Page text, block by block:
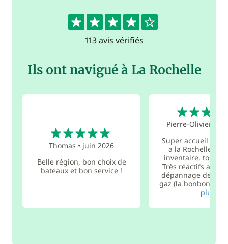
4.4
113 avis vérifiés
Ils ont navigué à La Rochelle
Thomas • juin 2026
Belle région, bon choix de
bateaux et bon service !
Pierre-Olivier
Super accueil aux
a la Rochelle :
inventaire, tout
Très réactifs aussi
dépannage de
gaz (la bonbonne
plus